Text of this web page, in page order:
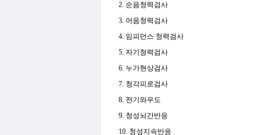
2. 순음청력검사
3. 어음청력검사
4. 임피던스 청력검사
5. 자기청력검사
6. 누가현상검사
7. 청각피로검사
8. 전기와우도
9. 청성뇌간반응
10. 청성지속반응